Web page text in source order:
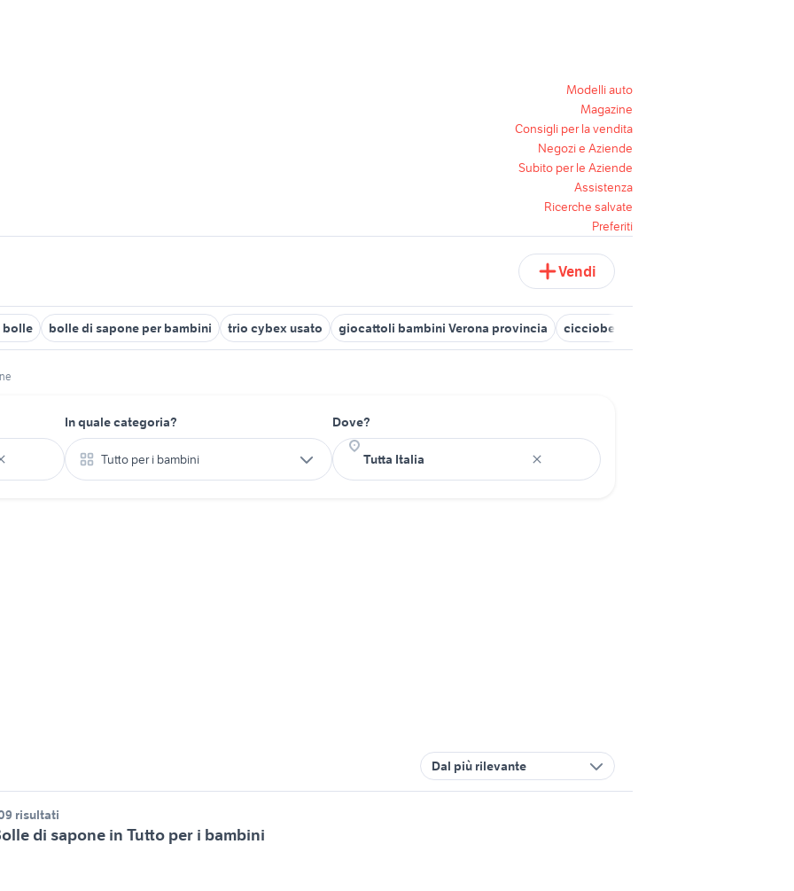
Modelli auto
Magazine
Consigli per la vendita
Negozi e Aziende
Subito per le Aziende
Assistenza
Ricerche salvate
Preferiti
Vendi
bolle bolle di sapone per bambini trio cybex usato giocattoli bambini Verona provincia cicciobello classico
In quale categoria?
Tutto per i bambini
Dove?
Dal più rilevante
risultati
di sapone in Tutto per i bambini